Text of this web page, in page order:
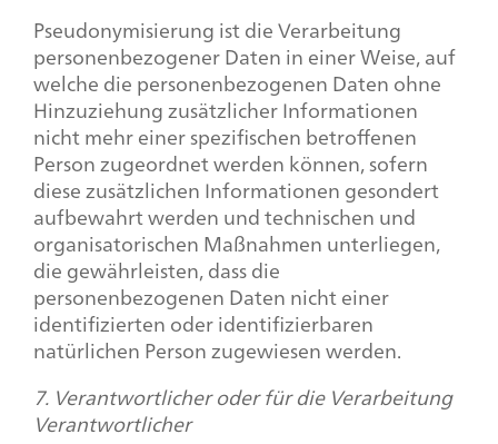
Pseudonymisierung ist die Verarbeitung
personenbezogener Daten in einer Weise, auf
welche die personenbezogenen Daten ohne
Hinzuziehung zusätzlicher Informationen
nicht mehr einer spezifischen betroffenen
Person zugeordnet werden können, sofern
diese zusätzlichen Informationen gesondert
aufbewahrt werden und technischen und
organisatorischen Maßnahmen unterliegen,
die gewährleisten, dass die
personenbezogenen Daten nicht einer
identifizierten oder identifizierbaren
natürlichen Person zugewiesen werden.
7. Verantwortlicher oder für die Verarbeitung
Verantwortlicher